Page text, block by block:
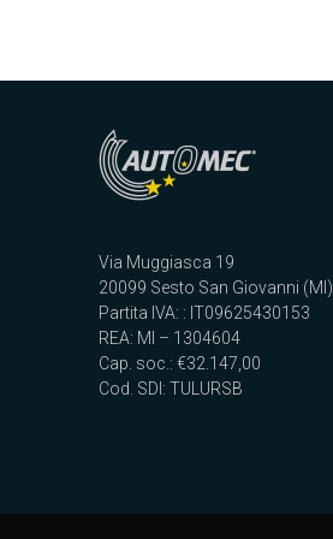
Via Muggiasca 19
20099 Sesto San Giovanni (MI)
Partita IVA: : IT09625430153
REA: MI – 1304604
Cap. soc.: €32.147,00
Cod. SDI: TULURSB